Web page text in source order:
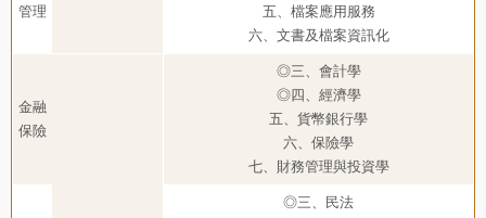
管理
五、檔案應用服務
六、文書及檔案資訊化
金融
保險
◎三、會計學
◎四、經濟學
五、貨幣銀行學
六、保險學
七、財務管理與投資學
◎三、民法